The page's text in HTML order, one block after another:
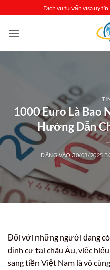
qua
nội
Dịch vụ tư vấn visa uy
1000 Euro Là Bao
Hướng Dẫn
ĐĂNG VÀO30/08/2025
Đối với những người đang có
định cư tại châu Âu, việc
sang tiền Việt Nam là vô